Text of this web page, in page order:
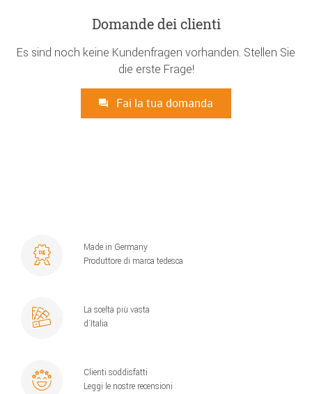
Domande dei clienti
Es sind noch keine Kundenfragen vorhanden. Stellen Sie
die erste Frage!
Fai la tua domanda
Made in Germany
Produttore di marca tedesca
La scelta più vasta
d´Italia
Clienti soddisfatti
Leggi le nostre recensioni